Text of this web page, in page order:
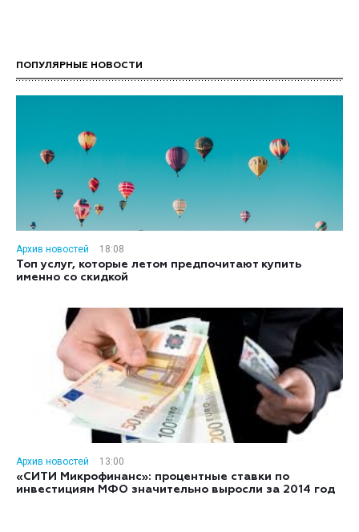
ПОПУЛЯРНЫЕ НОВОСТИ
Архив новостей
18:08
Топ услуг, которые летом предпочитают купить
именно со скидкой
Архив новостей
13:00
«СИТИ Микрофинанс»: процентные ставки по
инвестициям МФО значительно выросли за 2014 год